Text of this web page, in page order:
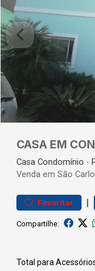
CASA EM
Casa Condomínio -
Venda em São
Favoritar |
Compartilhe:
Total para